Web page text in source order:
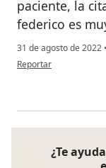
paciente, la
federico es
31 de agosto de 2022 •
en opinión del usuario
Reportar
¿Te